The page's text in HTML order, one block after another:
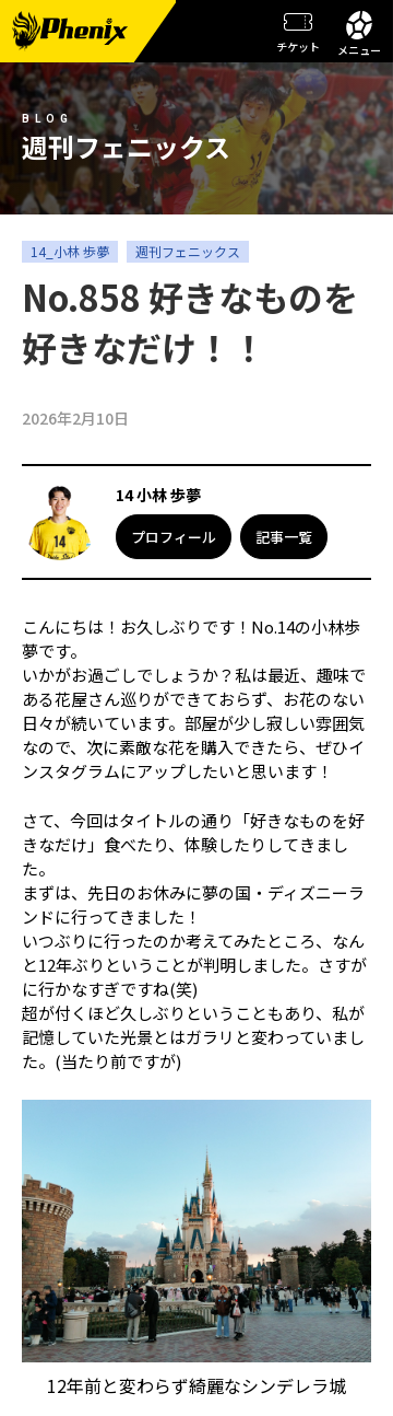
チケット メニュー
応援メッセージ・お問い合わせ
チーム情報
メンバー紹介
試合日程・結果
週刊フェニックス
トピックス
観戦ガイド
サイトのご利用について
個人情報保護方針
BLOG
週刊フェニックス
14_小林 歩夢 週刊フェニックス
No.858 好きなものを
好きなだけ！！
2026年2月10日
14 小林 歩夢
プロフィール 記事一覧
こんにちは！お久しぶりです！No.14の小林歩
夢です。
いかがお過ごしでしょうか？私は最近、趣味で
ある花屋さん巡りができておらず、お花のない
日々が続いています。部屋が少し寂しい雰囲気
なので、次に素敵な花を購入できたら、ぜひイ
ンスタグラムにアップしたいと思います！
さて、今回はタイトルの通り「好きなものを好
きなだけ」食べたり、体験したりしてきまし
た。
まずは、先日のお休みに夢の国・ディズニーラ
ンドに行ってきました！
いつぶりに行ったのか考えてみたところ、なん
と12年ぶりということが判明しました。さすが
に行かなすぎですね(笑)
超が付くほど久しぶりということもあり、私が
記憶していた光景とはガラリと変わっていまし
た。(当たり前ですが)
12年前と変わらず綺麗なシンデレラ城